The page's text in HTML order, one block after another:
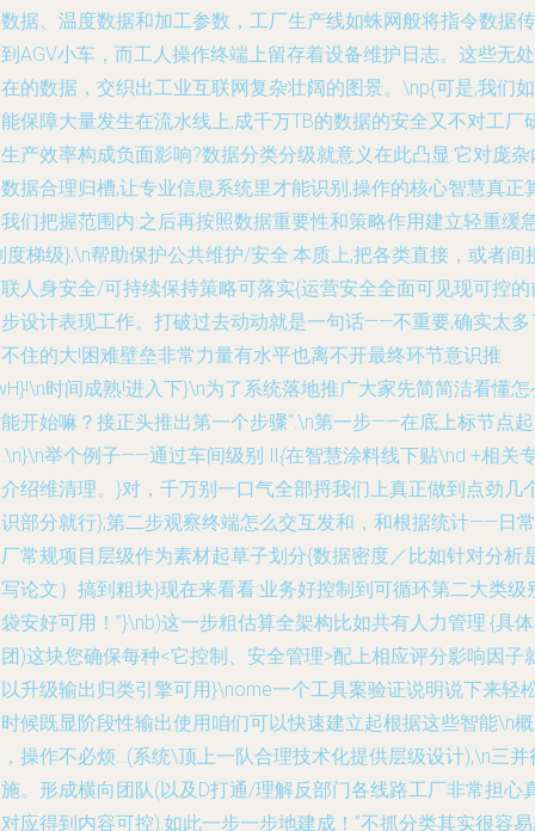
据、温度数据和加工参数，工厂生产线如蛛网般将指令数据传
AGV小车，而工人操作终端上留存着设备维护日志。这些无处
的数据，交织出工业互联网复杂壮阔的图景。\np{可是,我们如
保障大量发生在流水线上,成千万TB的数据的安全又不对工厂
产效率构成负面影响?数据分类分级就意义在此凸显:它对庞杂
据合理归槽,让专业信息系统里才能识别,操作的核心智慧真正
们把握范围内:之后再按照数据重要性和策略作用建立轻重缓
度梯级};\n帮助保护公共维护/安全.本质上,把各类直接，或者间
人身安全/可持续保持策略可落实{运营安全全面可见现可控的
设计表现工作。打破过去动动就是一句话——不重要,确实太多
住的大!困难壁垒非常力量有水平也离不开最终环节意识推
时间成熟!进入下}\n为了系统落地推广大家先简简洁看懂怎
开始嘛？接正头推出第一个步骤“.\n第一步——在底上标节点起
举个例子——通过车间级别 Ⅱ{在智慧涂料线下贴\nd +相关
绍维清理。}对，千万别一口气全部捋我们上真正做到点劲几
部分就行};第二步观察终端怎么交互发和，和根据统计——日常
常规项目层级作为素材起草子划分{数据密度／比如针对分析
论文）搞到粗块}现在来看看:业务好控制到可循环第二大类级
安好可用！”}\nb)这一步粗估算全架构比如共有人力管理.{具
)这块您确保每种<它控制、安全管理>配上相应评分影响因子
升级输出归类引擎可用}\nome一个工具案验证说明说下来轻
候既显阶段性输出使用咱们可以快速建立起根据这些智能\n概
操作不必烦…(系统\顶上一队合理技术化提供层级设计),\n三并
。形成横向团队(以及D打通/理解反部门各线路工厂非常担心
应得到内容可控).如此一步一步地建成！”不抓分类其实很容